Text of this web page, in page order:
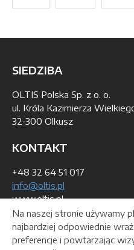
SIEDZIBA
OLTIS Polska Sp. z o. o.
ul. Króla Kazimierza
32-300 Olkusz
KONTAKT
+48 32 64 51 017
info@oltis.pl
www.oltis.pl
DANE DO
Na naszej stronie używamy
najbardziej odpowiednie
preferencje i powtarzając